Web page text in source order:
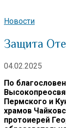
Новости
Защита
04.02.2025
По
Пермского и
храмов
протоиерей